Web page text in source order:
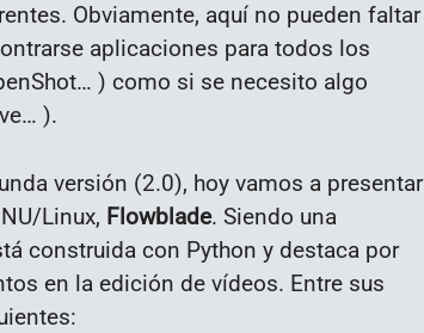
Obviamente, aquí no pueden faltar
aplicaciones para todos los
) como si se necesito algo
).
versión (2.0), hoy vamos a presentar
Linux, Flowblade. Siendo una
construida con Python y destaca por
en la edición de vídeos. Entre sus